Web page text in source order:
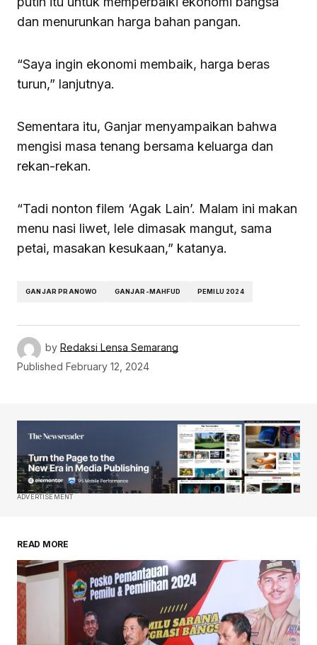
dan menurunkan harga bahan pangan.
“Saya ingin ekonomi membaik, harga beras
turun,” lanjutnya.
Sementara itu, Ganjar menyampaikan bahwa
mengisi masa tenang bersama keluarga dan
rekan-rekan.
“Tadi nonton filem ‘Agak Lain’. Malam ini makan
menu nasi liwet, lele dimasak mangut, sama
petai, masakan kesukaan,” katanya.
GANJAR PRANOWO GANJAR-MAHFUD PEMILU 2024
by Redaksi Lensa Semarang
Published February 12, 2024
ADVERTISEMENT
READ MORE